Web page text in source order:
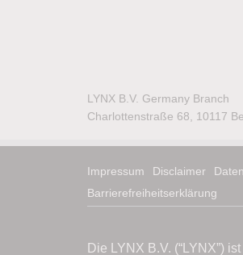
LYNX B.V. Germany Branch
Charlottenstraße 68, 10117
Impressum Disclaimer
Barrierefreiheitserklärung